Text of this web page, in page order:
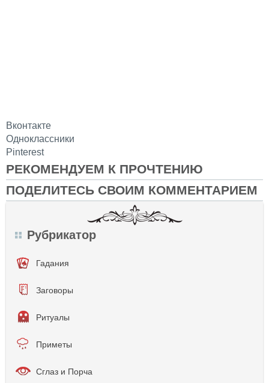
Вконтакте
Одноклассники
Pinterest
РЕКОМЕНДУЕМ К ПРОЧТЕНИЮ
ПОДЕЛИТЕСЬ СВОИМ КОММЕНТАРИЕМ
Рубрикатор
Гадания
Заговоры
Ритуалы
Приметы
Сглаз и Порча